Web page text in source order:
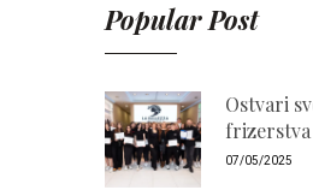
Popular Post
Ostvari
frizerstva – upisi
Bellezza
07/05/2025